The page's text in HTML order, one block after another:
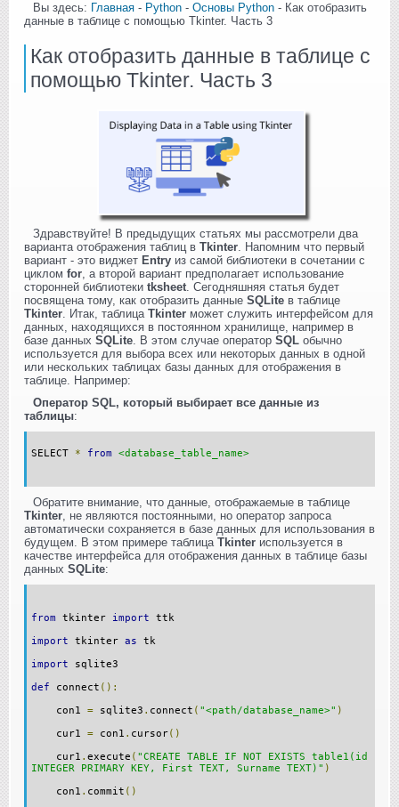
Вы здесь: Главная - Python - Основы Python - Как отобразить
данные в таблице с помощью Tkinter. Часть 3
Как отобразить данные в таблице с
помощью Tkinter. Часть 3
Здравствуйте! В предыдущих статьях мы рассмотрели два
варианта отображения таблиц в Tkinter . Напомним что первый
вариант - это виджет Entry из самой библиотеки в сочетании с
циклом for , а второй вариант предполагает использование
сторонней библиотеки tksheet . Сегодняшняя статья будет
посвящена тому, как отобразить данные SQLite в таблице
Tkinter . Итак, таблица Tkinter может служить интерфейсом для
данных, находящихся в постоянном хранилище, например в
базе данных SQLite . В этом случае оператор SQL обычно
используется для выбора всех или некоторых данных в одной
или нескольких таблицах базы данных для отображения в
таблице. Например:
Оператор SQL, который выбирает все данные из
таблицы:
SELECT * from <database_table_name>
Обратите внимание, что данные, отображаемые в таблице
Tkinter , не являются постоянными, но оператор запроса
автоматически сохраняется в базе данных для использования в
будущем. В этом примере таблица Tkinter используется в
качестве интерфейса для отображения данных в таблице базы
данных SQLite:
from tkinter import ttk
import tkinter as tk
import sqlite3
def connect ():
con1 = sqlite3 . connect ( "<path/database_name>" )
cur1 = con1 . cursor()
cur1 . execute ( "CREATE TABLE IF NOT EXISTS table1(id
INTEGER PRIMARY KEY, First TEXT, Surname TEXT)" )
con1 . commit ()